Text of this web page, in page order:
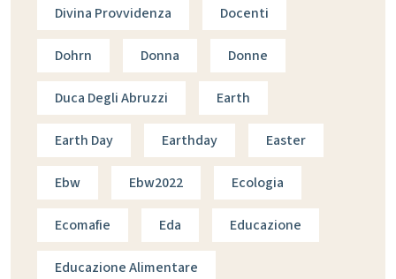
Divina Provvidenza Docenti
Dohrn Donna Donne
Duca Degli Abruzzi Earth
Earth Day Earthday Easter
Ebw Ebw2022 Ecologia
Ecomafie Eda Educazione
Educazione Alimentare